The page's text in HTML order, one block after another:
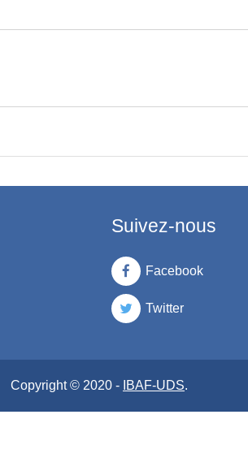
Suivez-nous
Facebook
Twitter
Copyright © 2020 - IBAF-UDS.